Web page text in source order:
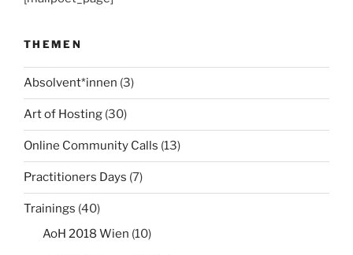
THEMEN
Absolvent*innen (3)
Art of Hosting (30)
Online Community Calls (13)
Practitioners Days (7)
Trainings (40)
AoH 2018 Wien (10)